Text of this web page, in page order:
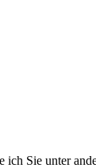
Sie unter